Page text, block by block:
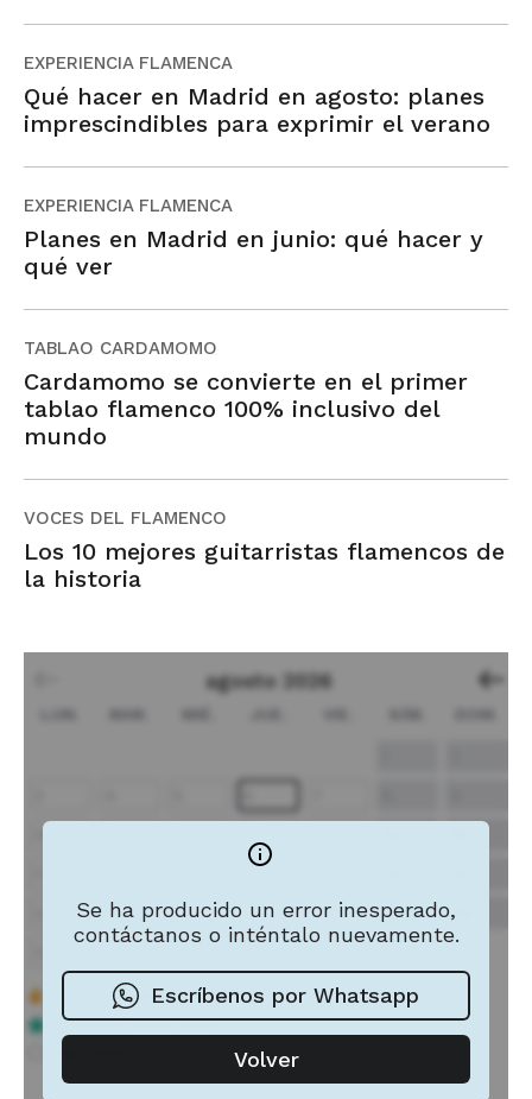
EXPERIENCIA FLAMENCA
Qué hacer en Madrid en agosto: planes
imprescindibles para exprimir el verano
EXPERIENCIA FLAMENCA
Planes en Madrid en junio: qué hacer y
qué ver
TABLAO CARDAMOMO
Cardamomo se convierte en el primer
tablao flamenco 100% inclusivo del
mundo
VOCES DEL FLAMENCO
Los 10 mejores guitarristas flamencos de
la historia